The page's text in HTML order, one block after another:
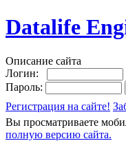
Datalife
Описание сайта
Логин:
Пароль:
Регистрация на сайте!
Вы просматриваете
полную версию сайта.